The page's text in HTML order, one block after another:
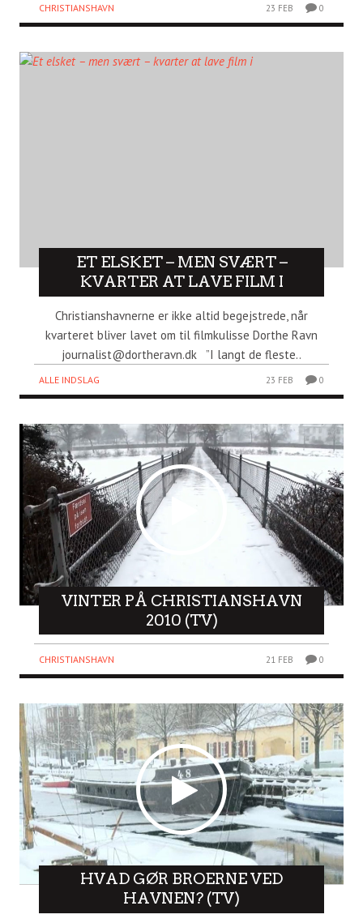
CHRISTIANSHAVN 23 FEB 0
ET ELSKET – MEN SVÆRT –
KVARTER AT LAVE FILM I
Christianshavnerne er ikke altid begejstrede, når
kvarteret bliver lavet om til filmkulisse Dorthe Ravn
journalist@dortheravn.dk ”I langt de fleste..
ALLE INDSLAG 23 FEB 0
VINTER PÅ CHRISTIANSHAVN
2010 (TV)
CHRISTIANSHAVN 21 FEB 0
HVAD GØR BROERNE VED
HAVNEN? (TV)